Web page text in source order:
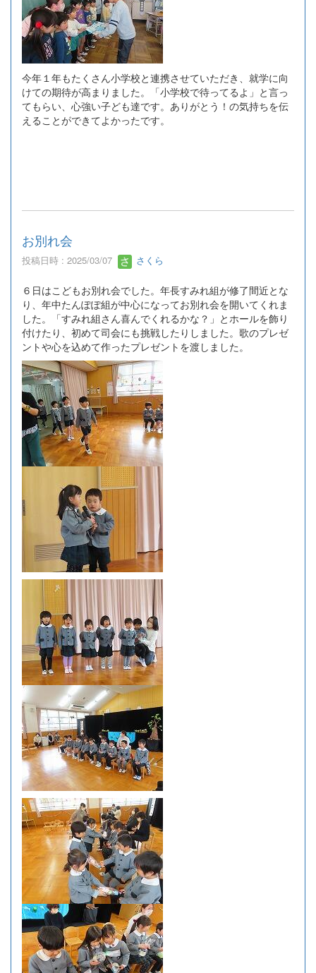
今年１年もたくさん小学校と連携させていただき、就学に向
けての期待が高まりました。「小学校で待ってるよ」と言っ
てもらい、心強い子ども達です。ありがとう！の気持ちを伝
えることができてよかったです。
お別れ会
投稿日時 : 2025/03/07 さくら
６日はこどもお別れ会でした。年長すみれ組が修了間近とな
り、年中たんぽぽ組が中心になってお別れ会を開いてくれま
した。「すみれ組さん喜んでくれるかな？」とホールを飾り
付けたり、初めて司会にも挑戦したりしました。歌のプレゼ
ントや心を込めて作ったプレゼントを渡しました。